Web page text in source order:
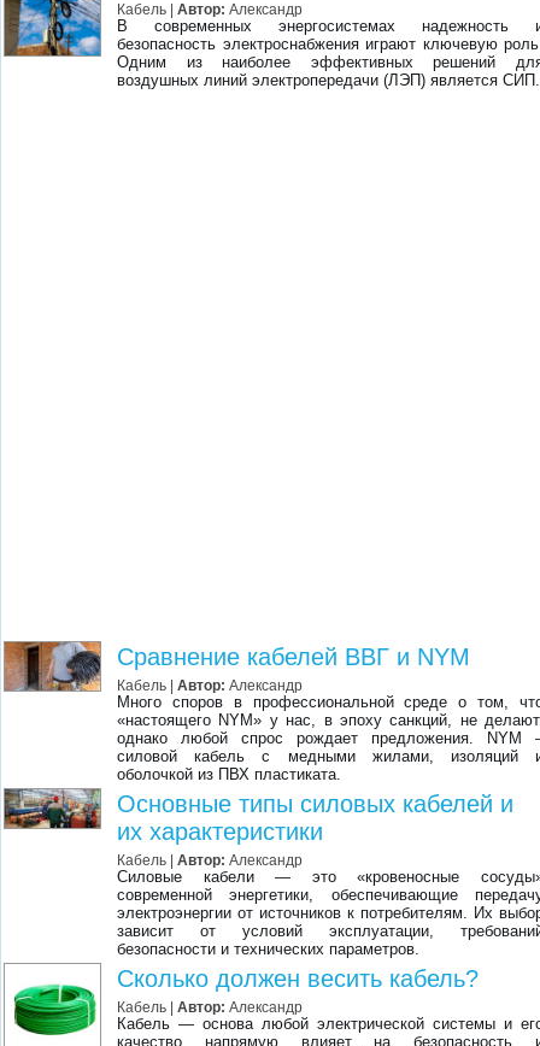
Кабель |Автор: Александр
В современных энергосистемах надежность
безопасность электроснабжения играют ключевую
Одним из наиболее эффективных решений
воздушных линий электропередачи (ЛЭП) является СИП.
Сравнение кабелей ВВГ и NYM
Кабель |Автор: Александр
Много споров в профессиональной среде о том,
«настоящего NYM» у нас, в эпоху санкций, не
однако любой спрос рождает предложения. NYM
силовой кабель с медными жилами, изоляций
оболочкой из ПВХ пластиката.
Основные типы силовых кабелей и
их характеристики
Кабель |Автор: Александр
Силовые кабели — это «кровеносные
современной энергетики, обеспечивающие
электроэнергии от источников к потребителям. Их
зависит от условий эксплуатации,
безопасности и технических параметров.
Сколько должен весить кабель?
Кабель |Автор: Александр
Кабель — основа любой электрической системы и
качество напрямую влияет на безопасность